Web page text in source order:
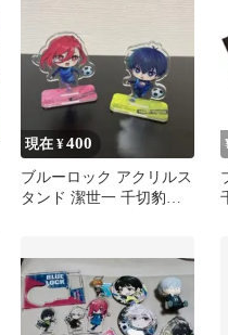
現在 ¥400
ブルーロック アクリルス
タンド 潔世一 千切豹馬 2